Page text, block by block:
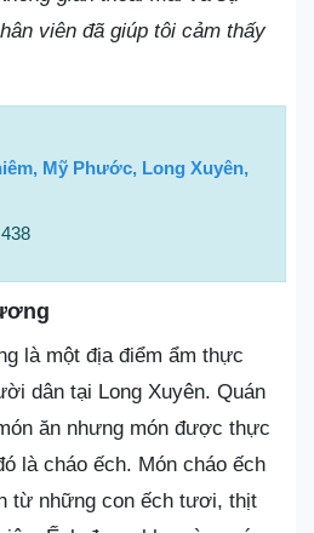
viên đã giúp tôi cảm thấy
Mỹ Phước, Long Xuyên,
là một địa điểm ẩm thực
dân tại Long Xuyên. Quán
ăn nhưng món được thực
là cháo ếch. Món cháo ếch
từ những con ếch tươi, thịt